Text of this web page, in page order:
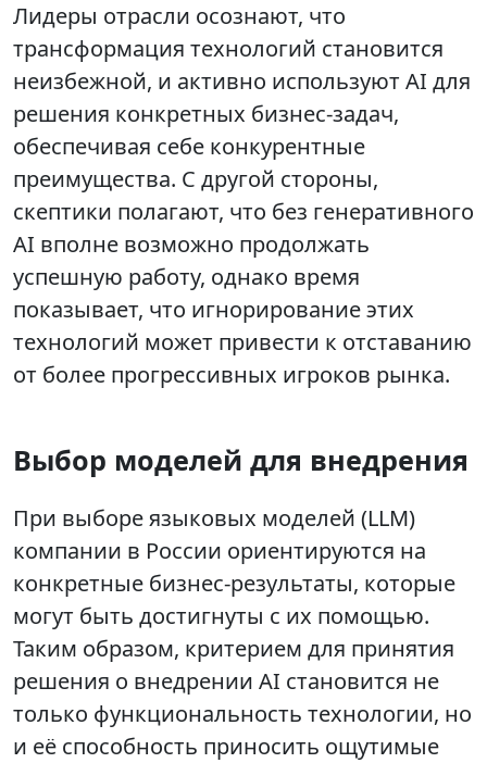
Лидеры отрасли осознают, что
трансформация технологий становится
неизбежной, и активно используют AI для
решения конкретных бизнес-задач,
обеспечивая себе конкурентные
преимущества. С другой стороны,
скептики полагают, что без генеративного
AI вполне возможно продолжать
успешную работу, однако время
показывает, что игнорирование этих
технологий может привести к отставанию
от более прогрессивных игроков рынка.
Выбор моделей для внедрения
При выборе языковых моделей (LLM)
компании в России ориентируются на
конкретные бизнес-результаты, которые
могут быть достигнуты с их помощью.
Таким образом, критерием для принятия
решения о внедрении AI становится не
только функциональность технологии, но
и её способность приносить ощутимые